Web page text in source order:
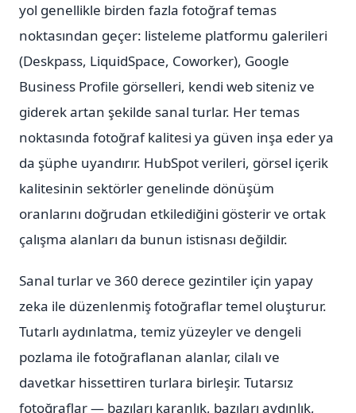
yol genellikle birden fazla fotoğraf temas
noktasından geçer: listeleme platformu galerileri
(Deskpass, LiquidSpace, Coworker), Google
Business Profile görselleri, kendi web siteniz ve
giderek artan şekilde sanal turlar. Her temas
noktasında fotoğraf kalitesi ya güven inşa eder ya
da şüphe uyandırır. HubSpot verileri, görsel içerik
kalitesinin sektörler genelinde dönüşüm
oranlarını doğrudan etkilediğini gösterir ve ortak
çalışma alanları da bunun istisnası değildir.
Sanal turlar ve 360 derece gezintiler için yapay
zeka ile düzenlenmiş fotoğraflar temel oluşturur.
Tutarlı aydınlatma, temiz yüzeyler ve dengeli
pozlama ile fotoğraflanan alanlar, cilalı ve
davetkar hissettiren turlara birleşir. Tutarsız
fotoğraflar — bazıları karanlık, bazıları aydınlık,